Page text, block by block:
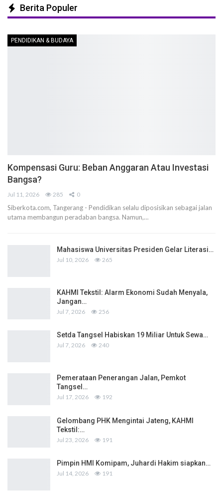
Berita Populer
PENDIDIKAN & BUDAYA
Kompensasi Guru: Beban Anggaran Atau Investasi
Bangsa?
Jul 11, 2026 285 0
Siberkota.com, Tangerang - Pendidikan selalu diposisikan sebagai jalan
utama membangun peradaban bangsa. Namun,…
Mahasiswa Universitas Presiden Gelar Literasi…
Jul 10, 2026 265
KAHMI Tekstil: Alarm Ekonomi Sudah Menyala,
Jangan…
Jul 7, 2026 256
Setda Tangsel Habiskan 19 Miliar Untuk Sewa…
Jul 7, 2026 240
Pemerataan Penerangan Jalan, Pemkot
Tangsel…
Jul 17, 2026 192
Gelombang PHK Mengintai Jateng, KAHMI
Tekstil:…
Jul 23, 2026 191
Pimpin HMI Komipam, Juhardi Hakim siapkan…
Jul 14, 2026 191